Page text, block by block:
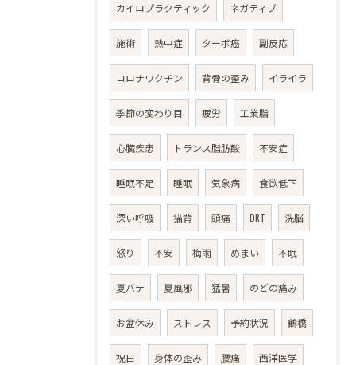
カイロプラクティック ネガティブ
施術 熱中症 ターボ癌 副反応
コロナワクチン 背骨の歪み イライラ
季節の変わり目 疲労 工業脂
心臓疾患 トランス脂肪酸 不安症
睡眠不足 睡眠 気象病 食欲低下
深い呼吸 猫背 頭痛 DRT 洗脳
怒り 不安 梅雨 めまい 不眠
夏バテ 夏風邪 猛暑 のどの痛み
お盆休み ストレス 予約状況 鶴橋
祝日 身体の歪み 腰痛 西洋医学